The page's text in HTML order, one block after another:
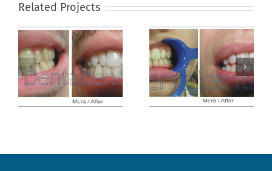
Related Projects
Λεύκανση
Περιστατικό 3
Λεύκανση
Περιστατικό 2